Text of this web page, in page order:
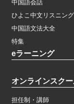
中国語会話
ひよこ中文リスニング
中国語文法大全
特集
eラーニング
オンラインスク
担任制・講師